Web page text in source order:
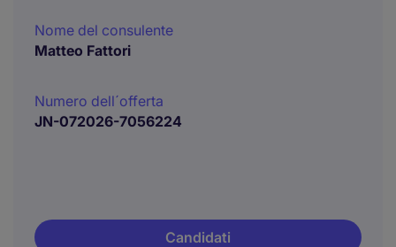
Nome del consulente
Matteo Fattori
Numero dell´offerta
JN-072026-7056224
Candidati